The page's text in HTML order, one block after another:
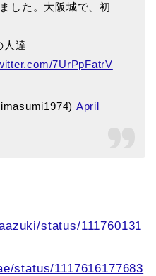
した。大阪城で、初
人達
7UrPpFatrV
April
status/111760131
status/1117616177683